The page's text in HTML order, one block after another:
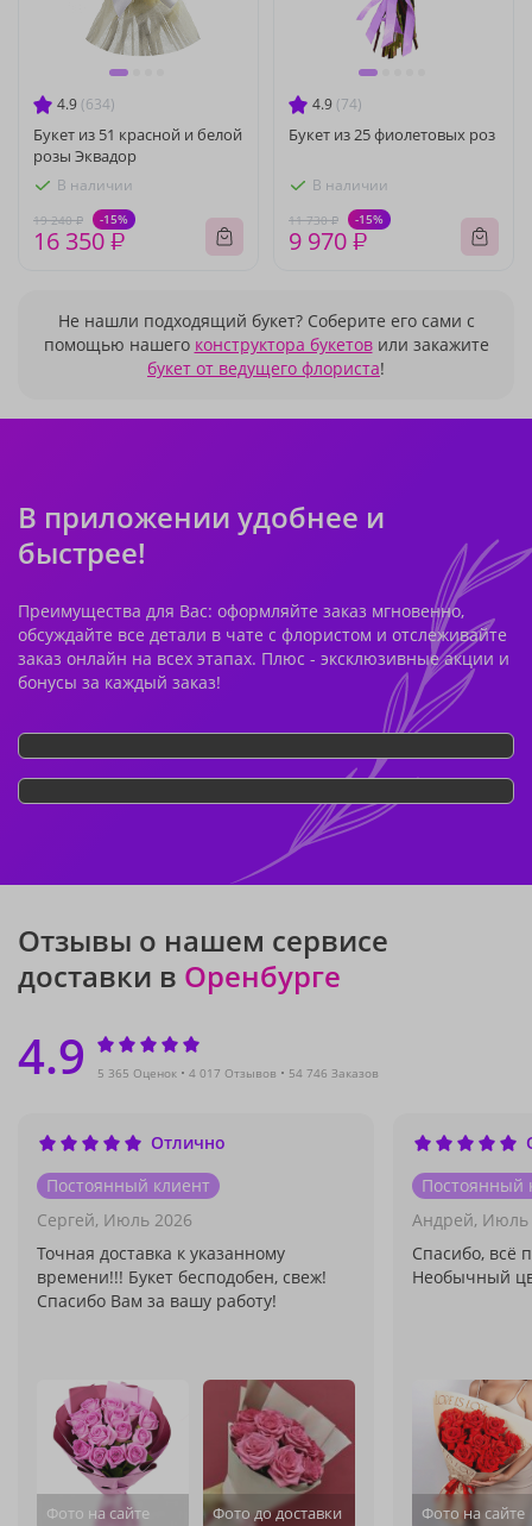
4.9 (634)
Букет из 51 красной и белой
розы Эквадор
В наличии
19 240 ₽ -15%
16 350 ₽
4.9 (74)
Букет из 25 фиолетовых роз
В наличии
11 730 ₽ -15%
9 970 ₽
Не нашли подходящий букет? Соберите его сами с
помощью нашего конструктора букетовили закажите
букет от ведущего флориста!
В приложении удобнее и
быстрее!
Преимущества для Вас: оформляйте заказ мгновенно,
обсуждайте все детали в чате с флористом и отслеживайте
заказ онлайн на всех этапах. Плюс - эксклюзивные акции и
бонусы за каждый заказ!
Отзывы о нашем сервисе
доставки в Оренбурге
4.9 5 365 Оценок 4 017 Отзывов 54 746 Заказов
Отлично
Постоянный клиент
Сергей, Июль 2026
Точная доставка к указанному
времени!!! Букет бесподобен, свеж!
Спасибо Вам за вашу работу!
Фото на сайте Фото до доставки
Постоянный
Андрей, Июль
Спасибо, всё
Необычный
Фото на сайте